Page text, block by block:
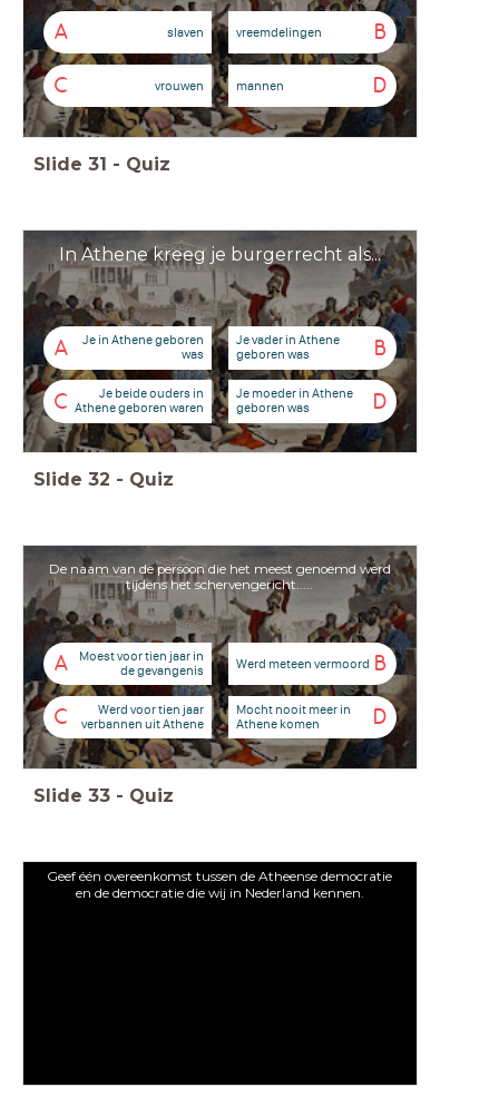
A slaven B
vreemdelingen
C vrouwen D
mannen
Slide 31 - Quiz
In Athene kreeg je burgerrecht als...
A
Je in Athene geboren
was
B
Je vader in Athene
geboren was
C
Je beide ouders in
Athene geboren waren
D
Je moeder in Athene
geboren was
Slide 32 - Quiz
De naam van de persoon die het meest genoemd werd
tijdens het schervengericht.....
A
Moest voor tien jaar in
de gevangenis
B
Werd meteen vermoord
C
Werd voor tien jaar
verbannen uit Athene
D
Mocht nooit meer in
Athene komen
Slide 33 - Quiz
Geef één overeenkomst tussen de Atheense democratie
en de democratie die wij in Nederland kennen.